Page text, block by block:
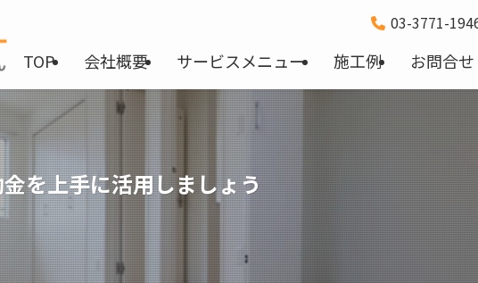
TOP 会社概要 サービスメニュー 施工例 お問合せ
03-3771-
を上手に活用しましょう